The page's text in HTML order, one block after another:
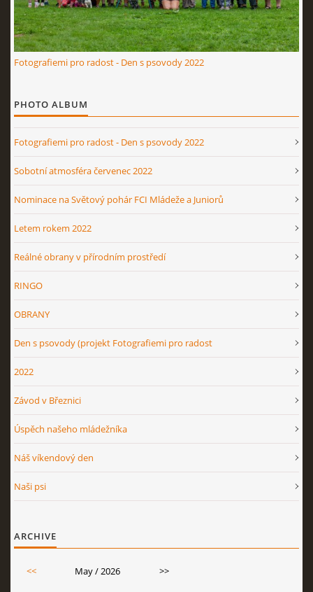
Fotografiemi pro radost - Den s psovody 2022
PHOTO ALBUM
Fotografiemi pro radost - Den s psovody 2022
Sobotní atmosféra červenec 2022
Nominace na Světový pohár FCI Mládeže a Juniorů
Letem rokem 2022
Reálné obrany v přírodním prostředí
RINGO
OBRANY
Den s psovody (projekt Fotografiemi pro radost
2022
Závod v Březnici
Úspěch našeho mládežníka
Náš víkendový den
Naši psi
ARCHIVE
<< May / 2026 >>